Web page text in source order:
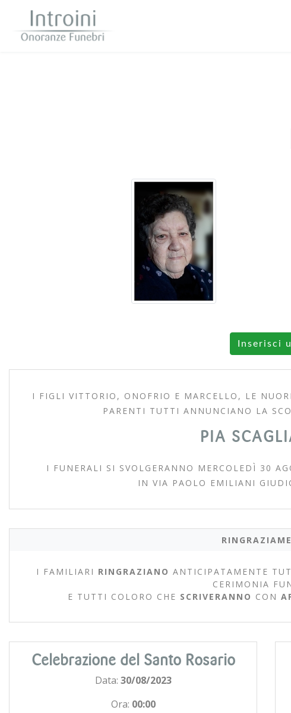
Inserisci
I FIGLI VITTORIO, ONOFRIO E MARCELLO, LE
PARENTI TUTTI ANNUNCIANO LA
PIA
I FUNERALI SI SVOLGERANNO MERCOLEDÌ 30
IN VIA PAOLO EMILIANI
I FAMILIARI RINGRAZIANO ANTICIPATAMENTE
CERIMONIA
E TUTTI COLORO CHE SCRIVERANNO CON
Celebrazione del Santo Rosario
Data: 30/08/2023
Ora: 00:00
Questo sito o gli strumenti terzi da questo utilizzati si
scorrendo questa pagina, cliccando su un link o